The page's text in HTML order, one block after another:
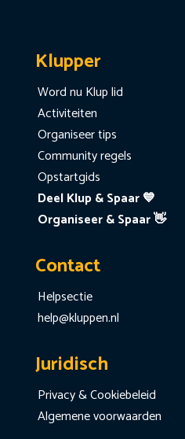
Klupper
Word nu Klup lid
Activiteiten
Organiseer tips
Community regels
Opstartgids
Deel Klup & Spaar 💙
Organiseer & Spaar 👋
Contact
Helpsectie
help@kluppen.nl
Juridisch
Privacy & Cookiebeleid
Algemene voorwaarden